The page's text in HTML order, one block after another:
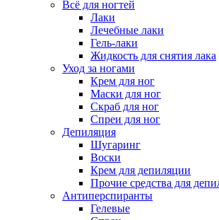
Всё для ногтей
Лаки
Лечебные лаки
Гель-лаки
Жидкость для снятия лака
Уход за ногами
Крем для ног
Маски для ног
Скраб для ног
Спреи для ног
Депиляция
Шугаринг
Воски
Крем для депиляции
Прочие средства для
Антиперспиранты
Гелевые